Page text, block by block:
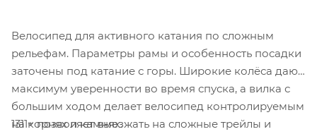
Велосипед для активного катания по сложным
рельефам. Параметры рамы и особенность посадки
заточены под катание с горы. Широкие колёса дают
максимум уверенности во время спуска, а вилка с
большим ходом делает велосипед контролируемым
на корнях и камнях.
1311+ позволяет выезжать на сложные трейлы и